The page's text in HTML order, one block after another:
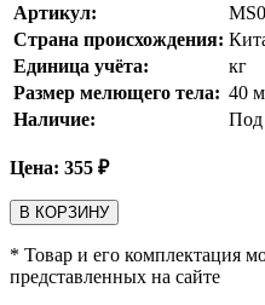
Артикул:
Страна происхождения:
Единица учёта:
кг
Размер мелющего тела: 40
Наличие:
Под
Цена: 355 ₽
В КОРЗИНУ
* Товар и его комплектация
представленных на сайте